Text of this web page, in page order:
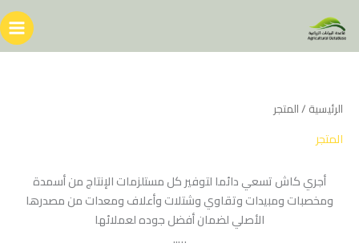
المحتوى
الرئيسية / المتجر
المتجر
أجري كاش تسعي دائما لتوفير كل مستلزمات الإنتاج من أسمدة
ومخصبات ومبيدات وتقاوي وشتلات وأعلاف ومعدات من مصدرها
الأصلي لضمان أفضل جوده لعملائها
…..